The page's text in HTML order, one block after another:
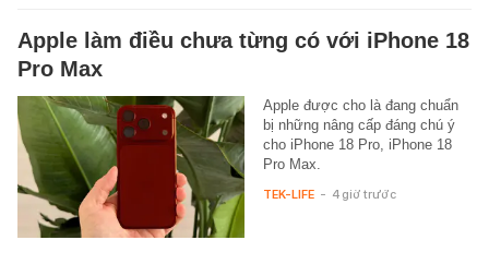
Apple làm điều chưa từng có với iPhone 18
Pro Max
Apple được cho là đang chuẩn
bị những nâng cấp đáng chú ý
cho iPhone 18 Pro, iPhone 18
Pro Max.
TEK-LIFE - 4 giờ trước